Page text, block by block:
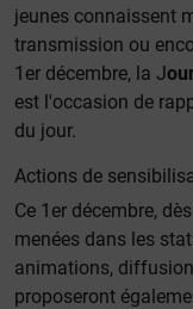
jeunes connaissent
transmission ou
1er décembre, la J
est l'occasion de
du jour.
Actions de
Ce 1er décembre,
menées dans les
animations,
proposeront